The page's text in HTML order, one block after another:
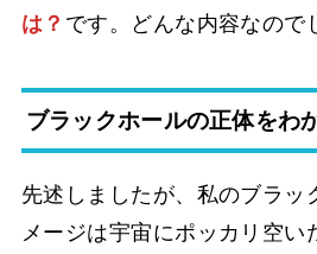
は？ です。どんな内容なので
ブラックホールの正体をわ
先述しましたが、私のブラッ
メージは宇宙にポッカリ空い